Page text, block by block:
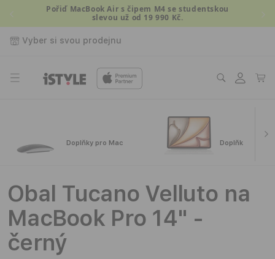
Přejít kPořiď MacBook Air s čipem M4 se studentskou
slevou už od 19 990 Kč.
Vyber si svou prodejnu
Přihlásit
se
Košík
Doplňky pro Mac Doplňky pro
Obal Tucano Velluto na
MacBook Pro 14" -
černý